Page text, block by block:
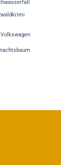
Volkswagen